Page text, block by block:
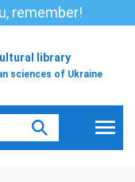
remember!
library
sciences of Ukraine